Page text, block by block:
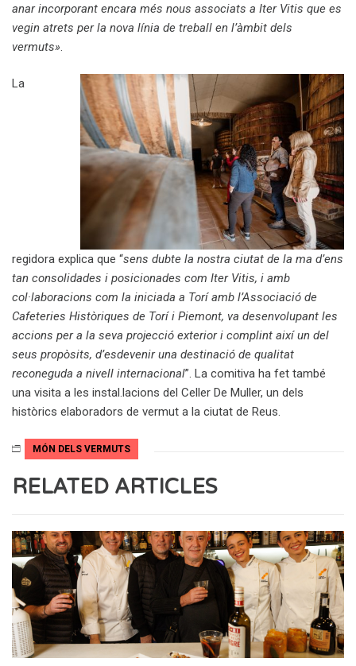
anar incorporant encara més nous associats a Iter Vitis que es
vegin atrets per la nova línia de treball en l’àmbit dels
vermuts»
La
regidora explica que “sens dubte la nostra ciutat de la ma d’ens
tan consolidades i posicionades com Iter Vitis, i amb
col·laboracions com la iniciada a Torí amb l’Associació de
Cafeteries Històriques de Torí i Piemont, va desenvolupant les
accions per a la seva projecció exterior i complint així un del
seus propòsits, d’esdevenir una destinació de qualitat
reconeguda a nivell internacional”. La comitiva ha fet també
una visita a les instal.lacions del Celler De Muller, un dels
històrics elaboradors de vermut a la ciutat de Reus.
MÓN DELS VERMUTS
RELATED ARTICLES